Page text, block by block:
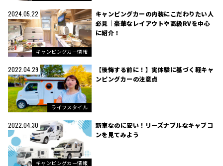
2024.05.22
キャンピングカー情報
キャンピングカーの内装にこだわりたい人
必見｜豪華なレイアウトや高級RVを中心
に紹介！
2022.04.29
ライフスタイル
【後悔する前に！】実体験に基づく軽キャ
ンピングカーの注意点
2022.04.30
キャンピングカー情報
新車なのに安い！リーズナブルなキャブコ
ンを見てみよう